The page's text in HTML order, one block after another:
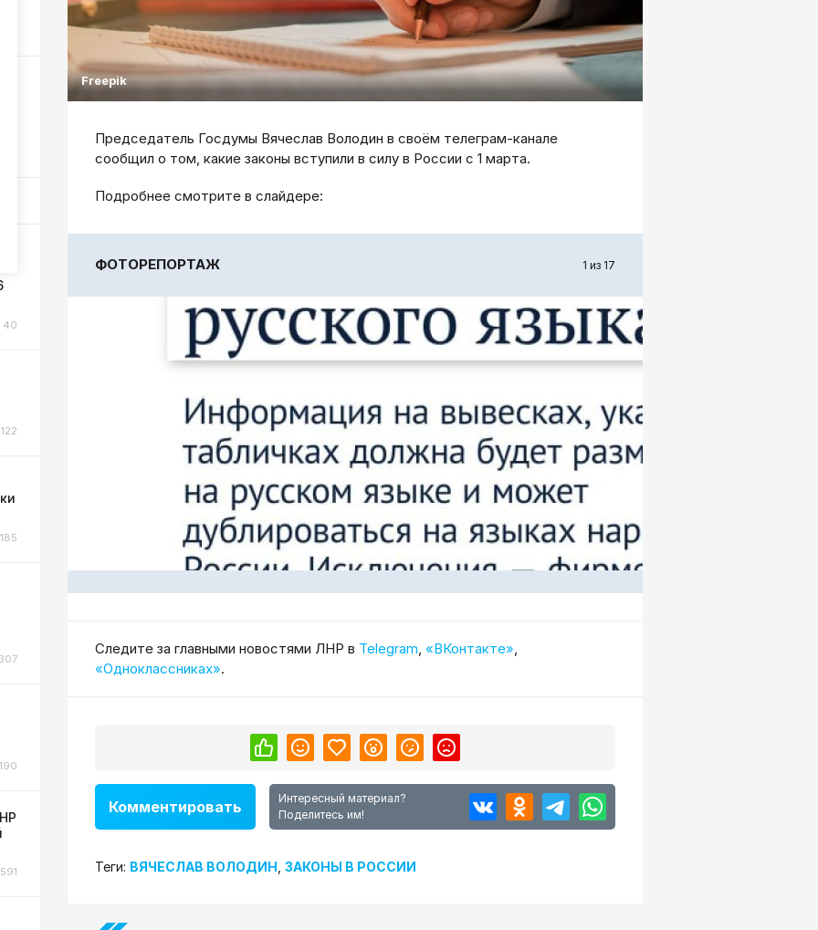
40
122
185
307
190
591
Freepik
Председатель Госдумы Вячеслав Володин в своём телеграм-канале
сообщил о том, какие законы вступили в силу в России с 1 марта.
Подробнее смотрите в слайдере:
ФОТОРЕПОРТАЖ 1 из 17
Cледите за главными новостями ЛНР в Telegram «ВКонтакте»
«Одноклассниках».
Комментировать
Интересный материал?
Поделитесь им!
Теги: ВЯЧЕСЛАВ ВОЛОДИН ЗАКОНЫ В РОССИИ